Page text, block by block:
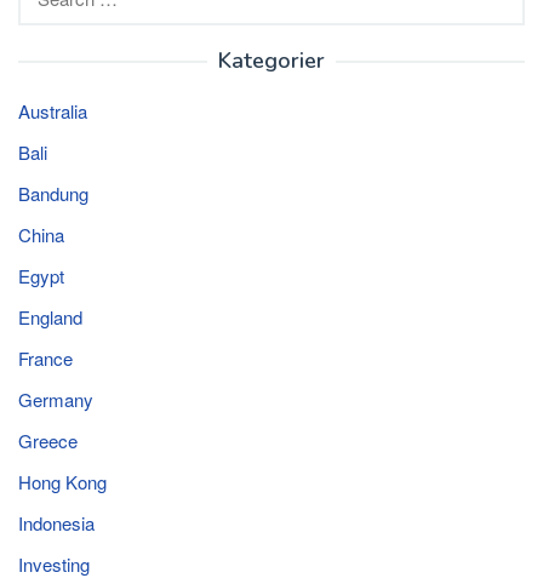
for:
Kategorier
Australia
Bali
Bandung
China
Egypt
England
France
Germany
Greece
Hong Kong
Indonesia
Investing